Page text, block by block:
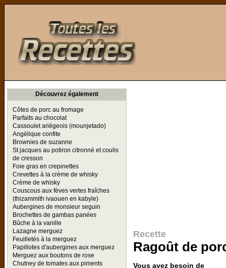
Découvrez également
Côtes de porc au fromage
Parfaits au chocolat
Cassoulet ariégeois (mounjetado)
Angélique confite
Brownies de suzanne
St jacques au potiron citronné et coulis
de cresson
Foie gras en crepinettes
Crevettes à la crème de whisky
Crème de whisky
Couscous aux fèves vertes fraîches
(thizammith ivaouen en kabyle)
Aubergines de monsieur seguin
Brochettes de gambas panées
Bûche à la vanille
Lazagne merguez
Feuilletés à la merguez
Papillotes d'aubergines aux merguez
Merguez aux boutons de rose
Chutney de tomates aux piments
Recette
Ragoût de
Vous avez besoin de